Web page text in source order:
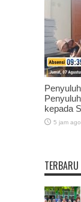
kepada
5 jam ago
TERBARU